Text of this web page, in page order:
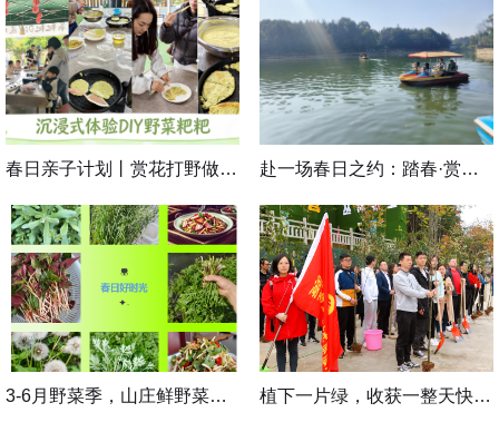
春日亲子计划丨赏花打野做美食，手作撒欢趣玩一整天
立
即
预
赴一场春日之约：踏春·赏春·食春
3-6月野菜季，山庄鲜野菜，现挖现吃更有味！
立
即
预
植下一片绿，收获一整天快乐丨植树节专属活动上线